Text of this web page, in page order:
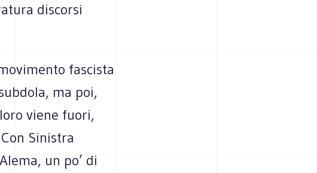
discorsi
fascista
ma poi,
viene fuori,
Sinistra
un po’ di